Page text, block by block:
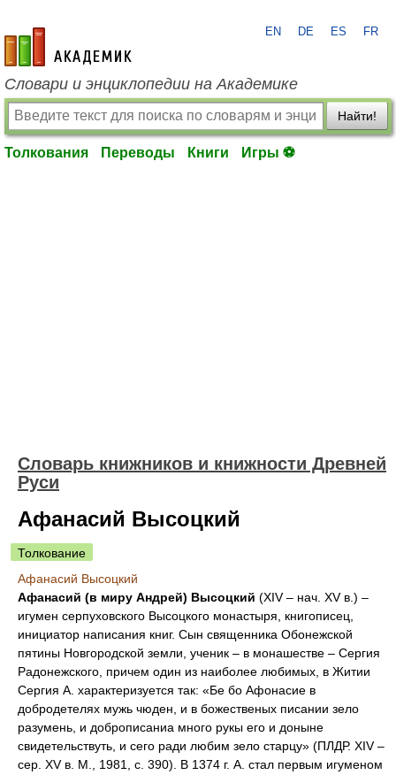
academic.ru
EN DE ES FR
Словари и энциклопедии на Академике
Найти!
Толкования Переводы Книги Игры ⚽
Словарь книжников и книжности Древней
Руси
Афанасий Высоцкий
Толкование
Афанасий Высоцкий
Афанасий (в миру Андрей) Высоцкий (XIV – нач. XV в.) –
игумен серпуховского Высоцкого монастыря, книгописец,
инициатор написания книг. Сын священника Обонежской
пятины Новгородской земли, ученик – в монашестве – Сергия
Радонежского, причем один из наиболее любимых, в Житии
Сергия А. характеризуется так: «Бе бо Афонасие в
добродетелях мужь чюден, и в божественых писании зело
разумень, и доброписаниа много рукы его и доныне
свидетельствуть, и сего ради любим зело старцу» (ПЛДР. XIV –
сер. XV в. М., 1981, с. 390). В 1374 г. А. стал первым игуменом